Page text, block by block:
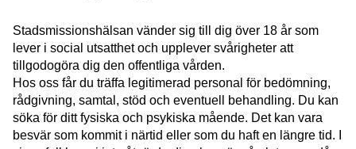
Stadsmissionshälsan vänder sig till dig över 18 år som
lever i social utsatthet och upplever svårigheter att
tillgodogöra dig den offentliga vården.
Hos oss får du träffa legitimerad personal för bedömning,
rådgivning, samtal, stöd och eventuell behandling. Du kan
söka för ditt fysiska och psykiska mående. Det kan vara
besvär som kommit i närtid eller som du haft en längre tid. I